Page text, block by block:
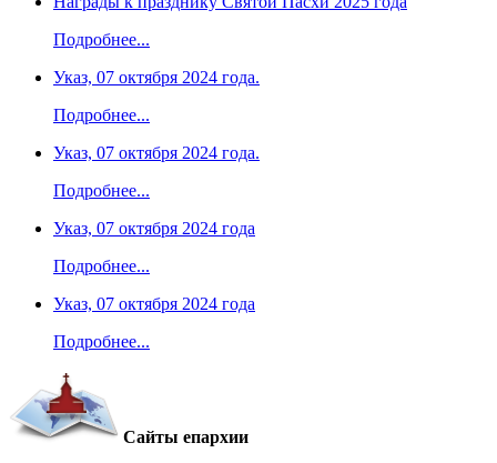
Подробнее...
Указ, 07 октября 2024 года.
Подробнее...
Указ, 07 октября 2024 года.
Подробнее...
Указ, 07 октября 2024 года
Подробнее...
Указ, 07 октября 2024 года
Подробнее...
Сайты епархии